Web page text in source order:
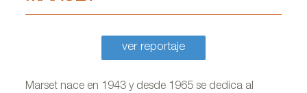
ver reportaje
Marset nace en 1943 y desde 1965 se dedica al